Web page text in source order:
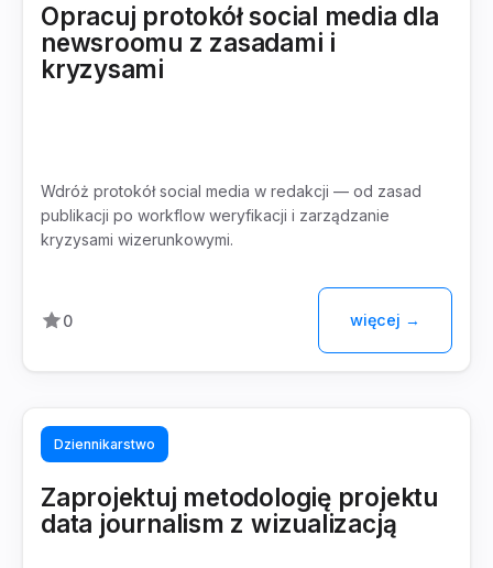
Opracuj protokół social media dla
newsroomu z zasadami i
kryzysami
Wdróż protokół social media w redakcji — od zasad
publikacji po workflow weryfikacji i zarządzanie
kryzysami wizerunkowymi.
0 więcej →
Dziennikarstwo
Zaprojektuj metodologię projektu
data journalism z wizualizacją